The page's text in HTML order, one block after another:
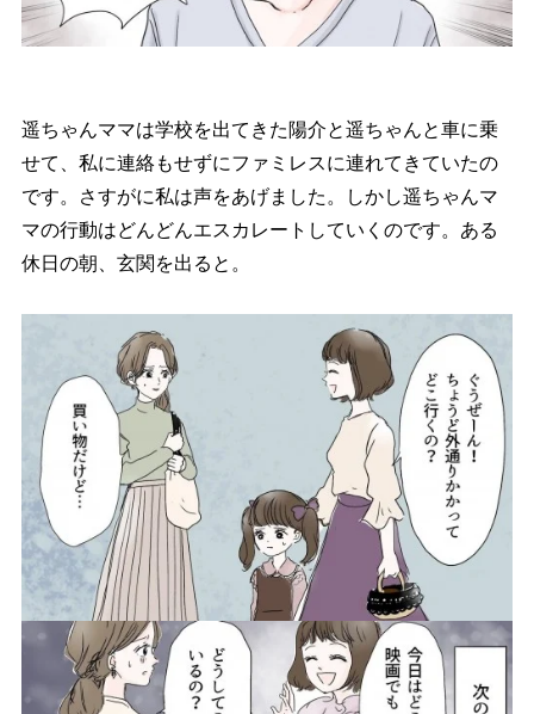
遥ちゃんママは学校を出てきた陽介と遥ちゃんと車に乗
せて、私に連絡もせずにファミレスに連れてきていたの
です。さすがに私は声をあげました。しかし遥ちゃんマ
マの行動はどんどんエスカレートしていくのです。ある
休日の朝、玄関を出ると。